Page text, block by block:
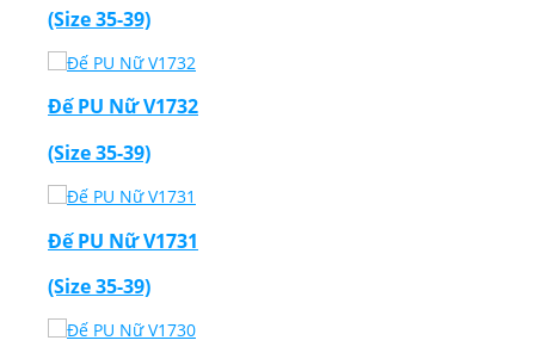
(Size 35-39)
Đế PU Nữ V1732
(Size 35-39)
Đế PU Nữ V1731
(Size 35-39)